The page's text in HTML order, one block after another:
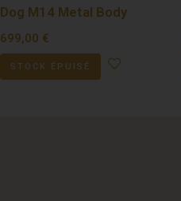
Dog M14 Metal Body
699,00 €
STOCK ÉPUISÉ